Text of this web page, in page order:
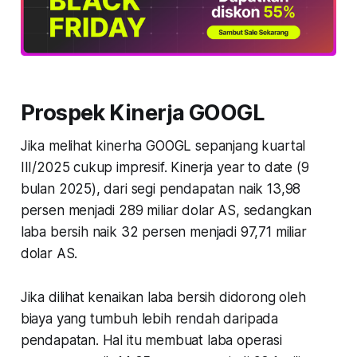
Prospek Kinerja GOOGL
Jika melihat kinerha GOOGL sepanjang kuartal
III/2025 cukup impresif. Kinerja year to date (9
bulan 2025), dari segi pendapatan naik 13,98
persen menjadi 289 miliar dolar AS, sedangkan
laba bersih naik 32 persen menjadi 97,71 miliar
dolar AS.
Jika dilihat kenaikan laba bersih didorong oleh
biaya yang tumbuh lebih rendah daripada
pendapatan. Hal itu membuat laba operasi